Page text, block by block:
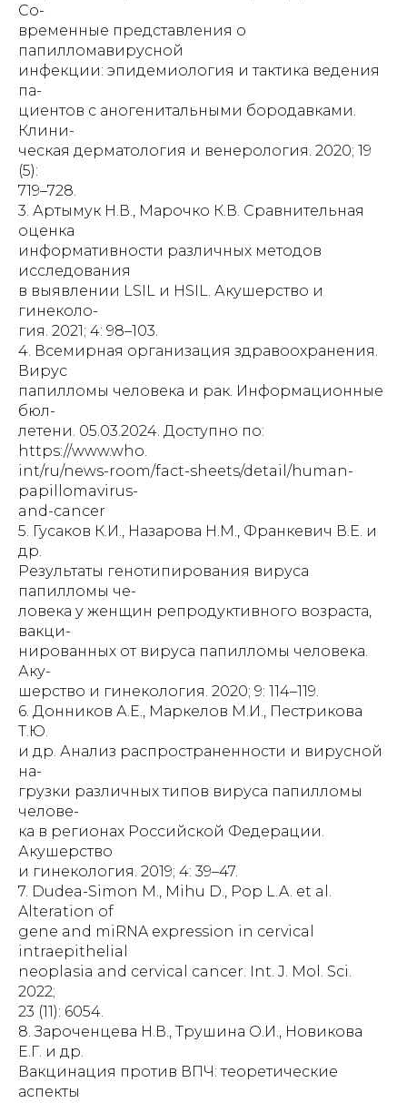
Со-
временные представления о
папилломавирусной
инфекции: эпидемиология и тактика ведения
па-
циентов с аногенитальными бородавками.
Клини-
ческая дерматология и венерология. 2020; 19
(5):
719–728.
3. Артымук Н.В., Марочко К.В. Сравнительная
оценка
информативности различных методов
исследования
в выявлении LSIL и HSIL. Акушерство и
гинеколо-
гия. 2021; 4: 98–103.
4. Всемирная организация здравоохранения.
Вирус
папилломы человека и рак. Информационные
бюл-
летени. 05.03.2024. Доступно по:
https://www.who.
int/ru/news-room/fact-sheets/detail/human-
papillomavirus-
and-cancer
5. Гусаков К.И., Назарова Н.М., Франкевич В.Е. и
др.
Результаты генотипирования вируса
папилломы че-
ловека у женщин репродуктивного возраста,
вакци-
нированных от вируса папилломы человека.
Аку-
шерство и гинекология. 2020; 9: 114–119.
6. Донников А.Е., Маркелов М.И., Пестрикова
Т.Ю.
и др. Анализ распространенности и вирусной
на-
грузки различных типов вируса папилломы
челове-
ка в регионах Российской Федерации.
Акушерство
и гинекология. 2019; 4: 39–47.
7. Dudea-Simon M., Mihu D., Pop L.A. et al.
Alteration of
gene and miRNA expression in cervical
intraepithelial
neoplasia and cervical cancer. Int. J. Mol. Sci.
2022;
23 (11): 6054.
8. Зароченцева Н.В., Трушина О.И., Новикова
Е.Г. и др.
Вакцинация против ВПЧ: теоретические
аспекты